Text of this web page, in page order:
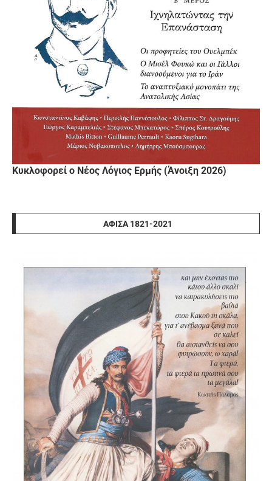
Κυκλοφορεί ο Νέος Λόγιος Ερμής (Άνοιξη 2026)
ΑΦΊΣΑ 1821-2021